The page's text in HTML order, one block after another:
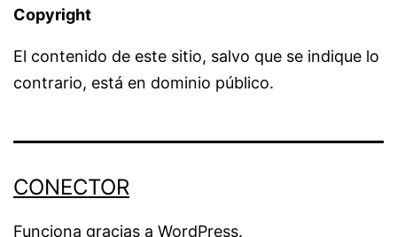
Copyright
El contenido de este sitio, salvo que se indique lo
contrario, está en dominio público.
CONECTOR
Funciona gracias a WordPress.